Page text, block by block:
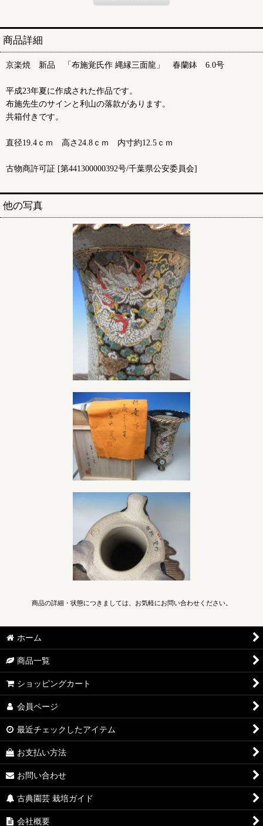
商品詳細
京楽焼 新品 「布施覚氏作 縄縁三面龍」 春蘭鉢 6.0号
平成23年夏に作成された作品です。
布施先生のサインと利山の落款があります。
共箱付きです。
直径19.4ｃｍ 高さ24.8ｃｍ 内寸約12.5ｃｍ
古物商許可証 [第441300000392号/千葉県公安委員会]
他の写真
商品の詳細・状態につきましては、お気軽にお問い合わせください。
ホーム
商品一覧
ショッピングカート
会員ページ
最近チェックしたアイテム
お支払い方法
お問い合わせ
古典園芸 栽培ガイド
会社概要